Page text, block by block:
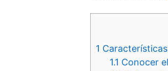
1
1.1 Conocer